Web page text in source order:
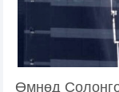
Өмнөд